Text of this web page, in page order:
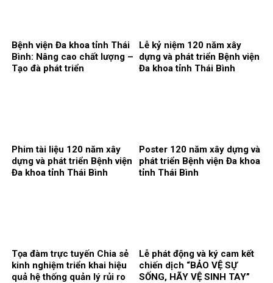
Bệnh viện Đa khoa tỉnh Thái
Bình: Nâng cao chất lượng –
Tạo đà phát triển
Lễ kỷ niệm 120 năm xây
dựng và phát triển Bệnh viện
Đa khoa tỉnh Thái Bình
Phim tài liệu 120 năm xây
dựng và phát triển Bệnh viện
Đa khoa tỉnh Thái Bình
Poster 120 năm xây dựng và
phát triển Bệnh viện Đa khoa
tỉnh Thái Bình
Tọa đàm trực tuyến Chia sẻ
kinh nghiệm triển khai hiệu
quả hệ thống quản lý rủi ro
Lễ phát động và ký cam kết
chiến dịch “BẢO VỆ SỰ
SỐNG, HÃY VỆ SINH TAY”